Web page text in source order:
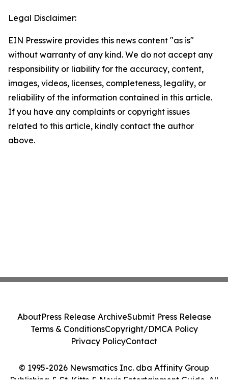
Legal Disclaimer:
EIN Presswire provides this news content "as is"
without warranty of any kind. We do not accept any
responsibility or liability for the accuracy, content,
images, videos, licenses, completeness, legality, or
reliability of the information contained in this article.
If you have any complaints or copyright issues
related to this article, kindly contact the author
above.
© 1995-2026 Newsmatics Inc. dba Affinity Group
Publishing & St. Kitts & Nevis Entertainment Guide. All
AboutPress Release ArchiveSubmit Press Release
Terms & ConditionsCopyright/DMCA Policy
Privacy PolicyContact